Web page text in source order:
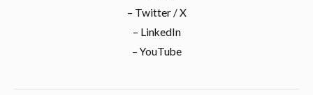
– Twitter / X
– LinkedIn
– YouTube